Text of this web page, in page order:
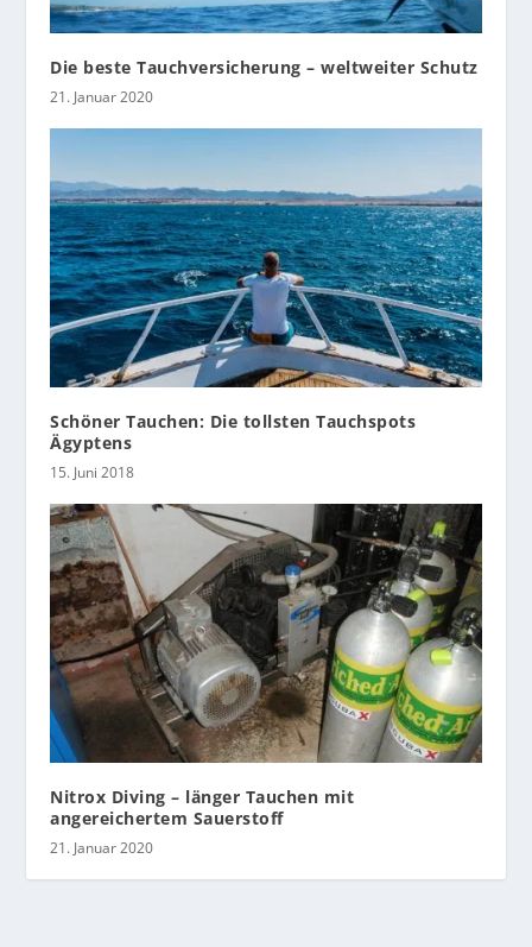
Die beste Tauchversicherung – weltweiter Schutz
21. Januar 2020
Schöner Tauchen: Die tollsten Tauchspots
Ägyptens
15. Juni 2018
Nitrox Diving – länger Tauchen mit
angereichertem Sauerstoff
21. Januar 2020